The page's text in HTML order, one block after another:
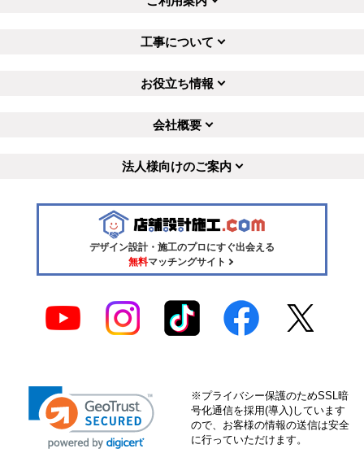
工事について
お役立ち情報
会社概要
法人様向けのご案内
デザイン設計・施工のプロにすぐ出会える
無料マッチングサイト
※プライバシー保護のためSSL暗
号化通信を採用(導入)しています
ので、お客様の情報の送信は安全
に行っていただけます。